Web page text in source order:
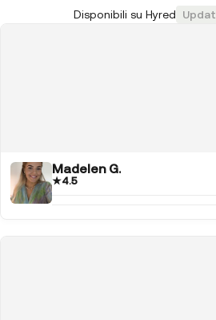
Disponibili su Hyred
Madelen G.
★4.5